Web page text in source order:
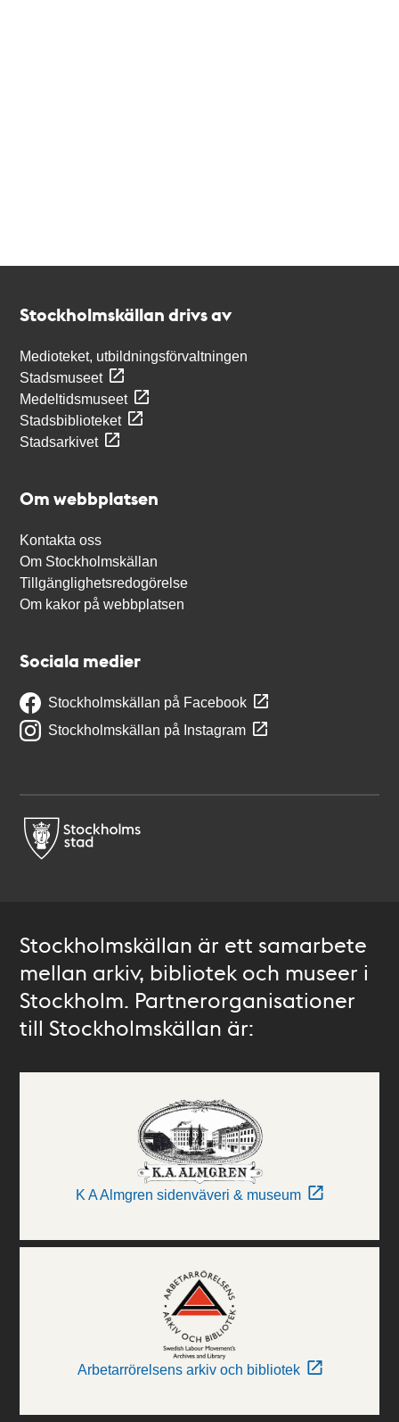
Stockholmskällan drivs av
Medioteket, utbildningsförvaltningen
Stadsmuseet
Medeltidsmuseet
Stadsbiblioteket
Stadsarkivet
Om webbplatsen
Kontakta oss
Om Stockholmskällan
Tillgänglighetsredogörelse
Om kakor på webbplatsen
Sociala medier
Stockholmskällan på Facebook
Stockholmskällan på Instagram
Stockholmskällan är ett samarbete
mellan arkiv, bibliotek och museer i
Stockholm. Partnerorganisationer
till Stockholmskällan är:
K A Almgren sidenväveri & museum
Arbetarrörelsens arkiv och bibliotek